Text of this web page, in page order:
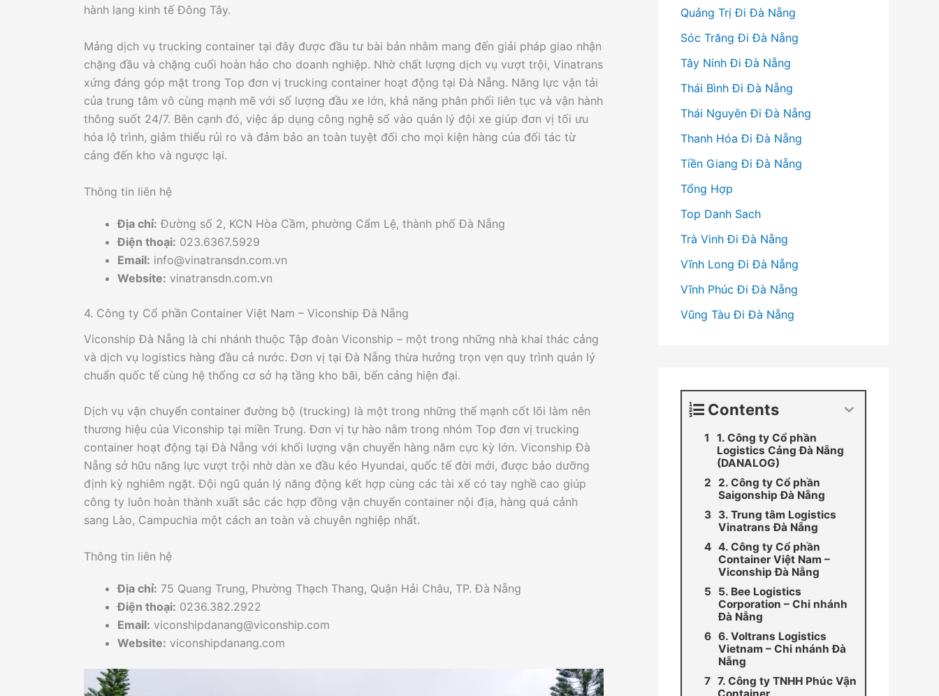
hành lang kinh tế Đông Tây.
Mảng dịch vụ trucking container tại đây được đầu tư bài bản nhằm mang đến giải pháp giao nhận
chặng đầu và chặng cuối hoàn hảo cho doanh nghiệp. Nhờ chất lượng dịch vụ vượt trội, Vinatrans
xứng đáng góp mặt trong Top đơn vị trucking container hoạt động tại Đà Nẵng. Năng lực vận tải
của trung tâm vô cùng mạnh mẽ với số lượng đầu xe lớn, khả năng phân phối liên tục và vận hành
thông suốt 24/7. Bên cạnh đó, việc áp dụng công nghệ số vào quản lý đội xe giúp đơn vị tối ưu
hóa lộ trình, giảm thiểu rủi ro và đảm bảo an toàn tuyệt đối cho mọi kiện hàng của đối tác từ
cảng đến kho và ngược lại.
Thông tin liên hệ
Địa chỉ: Đường số 2, KCN Hòa Cầm, phường Cẩm Lệ, thành phố Đà Nẵng
Điện thoại: 023.6367.5929
Email: info@vinatransdn.com.vn
Website: vinatransdn.com.vn
4. Công ty Cổ phần Container Việt Nam – Viconship Đà Nẵng
Viconship Đà Nẵng là chi nhánh thuộc Tập đoàn Viconship – một trong những nhà khai thác cảng
và dịch vụ logistics hàng đầu cả nước. Đơn vị tại Đà Nẵng thừa hưởng trọn vẹn quy trình quản lý
chuẩn quốc tế cùng hệ thống cơ sở hạ tầng kho bãi, bến cảng hiện đại.
Dịch vụ vận chuyển container đường bộ (trucking) là một trong những thế mạnh cốt lõi làm nên
thương hiệu của Viconship tại miền Trung. Đơn vị tự hào nằm trong nhóm Top đơn vị trucking
container hoạt động tại Đà Nẵng với khối lượng vận chuyển hàng năm cực kỳ lớn. Viconship Đà
Nẵng sở hữu năng lực vượt trội nhờ dàn xe đầu kéo Hyundai, quốc tế đời mới, được bảo dưỡng
định kỳ nghiêm ngặt. Đội ngũ quản lý năng động kết hợp cùng các tài xế có tay nghề cao giúp
công ty luôn hoàn thành xuất sắc các hợp đồng vận chuyển container nội địa, hàng quá cảnh
sang Lào, Campuchia một cách an toàn và chuyên nghiệp nhất.
Thông tin liên hệ
Địa chỉ: 75 Quang Trung, Phường Thạch Thang, Quận Hải Châu, TP. Đà Nẵng
Điện thoại: 0236.382.2922
Email: viconshipdanang@viconship.com
Website: viconshipdanang.com
Quảng Trị Đi Đà Nẵng
Sóc Trăng Đi Đà Nẵng
Tây Ninh Đi Đà Nẵng
Thái Bình Đi Đà Nẵng
Thái Nguyên Đi Đà Nẵng
Thanh Hóa Đi Đà Nẵng
Tiền Giang Đi Đà Nẵng
Tổng Hợp
Top Danh Sach
Trà Vinh Đi Đà Nẵng
Vĩnh Long Đi Đà Nẵng
Vĩnh Phúc Đi Đà Nẵng
Vũng Tàu Đi Đà Nẵng
Contents
1. Công ty Cổ phần
Logistics Cảng Đà Nẵng
(DANALOG)
2. Công ty Cổ phần
Saigonship Đà Nẵng
3. Trung tâm Logistics
Vinatrans Đà Nẵng
4. Công ty Cổ phần
Container Việt Nam –
Viconship Đà Nẵng
5. Bee Logistics
Corporation – Chi nhánh
Đà Nẵng
6. Voltrans Logistics
Vietnam – Chi nhánh Đà
Nẵng
7. Công ty TNHH Phúc Vận